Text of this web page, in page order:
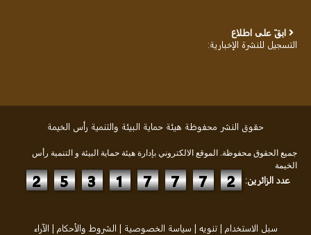
ابقَ على اطلاع
التسجيل للنشرة الإخبارية:
حقوق النشر محفوظة هيئة حماية البيئة والتنمية رأس الخيمة
جميع الحقوق محفوظة. الموقع الالكتروني بإدارة هيئة حماية البيئة و التنمية رأس
الخيمة
عدد الزائرين: 2 5 3 1 7 7 7 2
سبل الاستخدام |تنويه | سياسة الخصوصية | الشروط والأحكام | الآراء